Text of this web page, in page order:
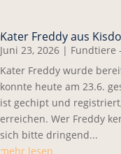
Kater Freddy aus
Juni 23, 2026 | Fundtiere
Kater Freddy wurde
konnte heute am 23.6.
ist gechipt und
erreichen. Wer Freddy
sich bitte dringend...
mehr lesen